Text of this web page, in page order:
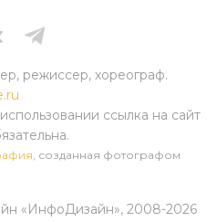
режиссер, хореограф.
ссылка на сайт
, созданная фотографом
«ИнфоДизайн», 2008-2026